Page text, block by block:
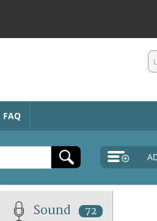
FAQ
Sound 72